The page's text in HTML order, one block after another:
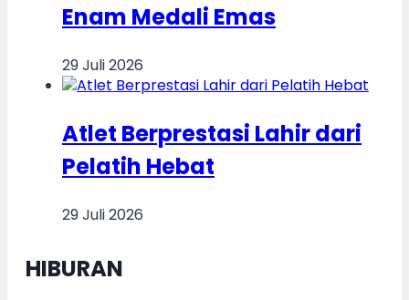
Enam Medali Emas
29 Juli 2026
Atlet Berprestasi Lahir dari
Pelatih Hebat
29 Juli 2026
HIBURAN